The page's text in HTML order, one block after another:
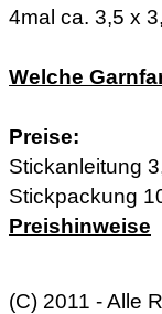
4mal ca. 3,5 x
Welche
Preise:
Stickanleitung
Stickpackung
Preishinweise
(C) 2011 - Alle